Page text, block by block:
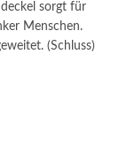
sorgt für
Menschen.
(Schluss)